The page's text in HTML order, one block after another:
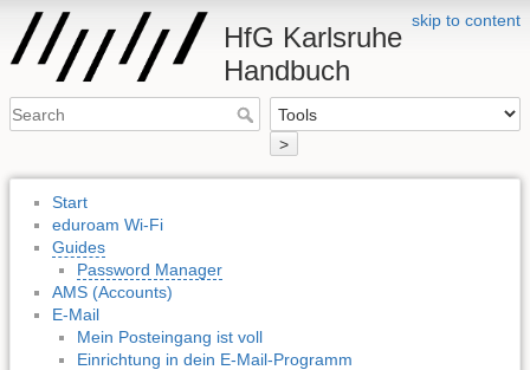
skip to content
HfG Karlsruhe
Handbuch
>
Start
eduroam Wi-Fi
Guides
Password Manager
AMS (Accounts)
E-Mail
Mein Posteingang ist voll
Einrichtung in dein E-Mail-Programm